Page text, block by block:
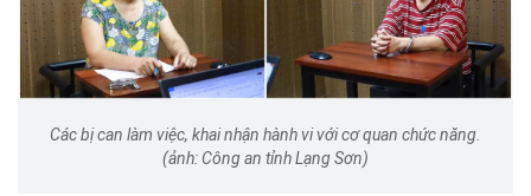
Các bị can làm việc, khai nhận hành vi với cơ quan chức năng.
(ảnh: Công an tỉnh Lạng Sơn)